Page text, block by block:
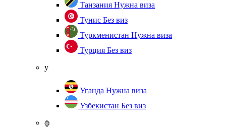
Танзания Нужна виза
Тунис Без виз
Туркменистан Нужна виза
Турция Без виз
у
Уганда Нужна виза
Узбекистан Без виз
ф